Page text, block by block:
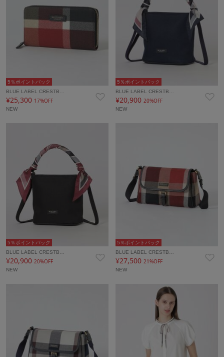
5％ポイントバック
BLUE LABEL CRESTB…
¥25,300 17%OFF
NEW
5％ポイントバック
BLUE LABEL CRESTB…
¥20,90020%OFF
NEW
5％ポイントバック
BLUE LABEL CRESTB…
¥20,900 20%OFF
NEW
5％ポイントバック
BLUE LABEL CRESTB…
¥27,50021%OFF
NEW